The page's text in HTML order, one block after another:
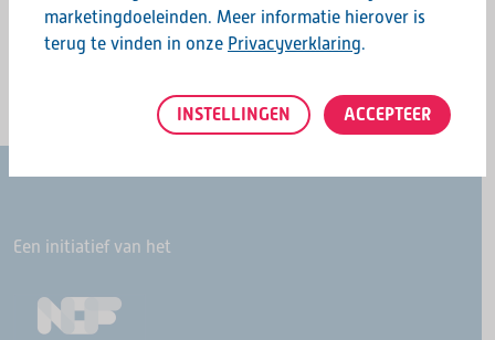
marketingdoeleinden. Meer informatie hierover is
terug te vinden in onze Privacyverklaring.
INSTELLINGEN ACCEPTEER
Een initiatief van het